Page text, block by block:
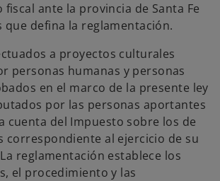
ante la provincia de Santa Fe
que defina la reglamentación.
a proyectos culturales
personas humanas y personas
en el marco de la presente ley
por las personas aportantes
cuenta del Impuesto sobre los de
correspondiente al ejercicio de su
reglamentación establece los
el procedimiento y las